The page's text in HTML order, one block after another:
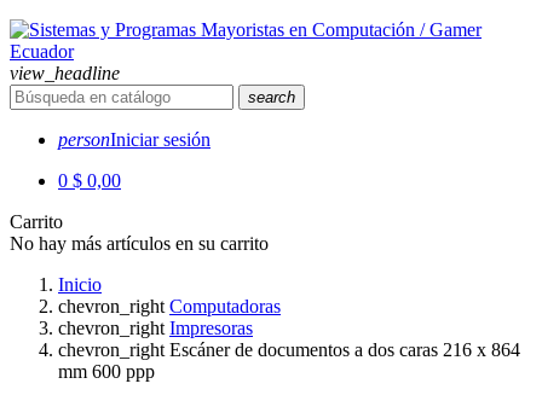
view_headline
search
personIniciar sesión
0 $ 0,00
Carrito
No hay más artículos en su carrito
Inicio
chevron_right Computadoras
chevron_right Impresoras
chevron_right Escáner de documentos a dos caras 216 x 864
mm 600 ppp